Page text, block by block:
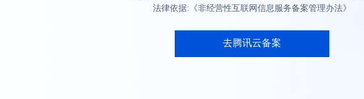
法律依据:《非经营性互联网信息服务备案管理办法》
去腾讯云备案